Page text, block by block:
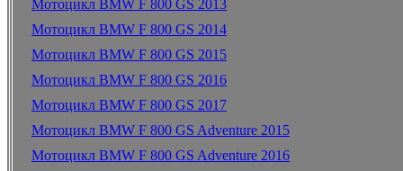
Мотоцикл BMW F 800 GS 2013
Мотоцикл BMW F 800 GS 2014
Мотоцикл BMW F 800 GS 2015
Мотоцикл BMW F 800 GS 2016
Мотоцикл BMW F 800 GS 2017
Мотоцикл BMW F 800 GS Adventure 2015
Мотоцикл BMW F 800 GS Adventure 2016